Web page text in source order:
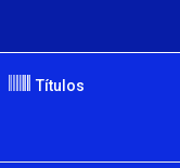
Títulos